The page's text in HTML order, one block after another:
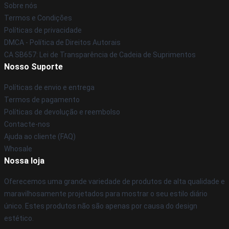
Sobre nós
Termos e Condições
Políticas de privacidade
DMCA - Política de Direitos Autorais
CA SB657: Lei de Transparência de Cadeia de Suprimentos
Nosso Suporte
Políticas de envio e entrega
Termos de pagamento
Políticas de devolução e reembolso
Contacte-nos
Ajuda ao cliente (FAQ)
Whosale
Nossa loja
Oferecemos uma grande variedade de produtos de alta qualidade e
maravilhosamente projetados para mostrar o seu estilo diário
único. Estes produtos não são apenas por causa do design
estético.